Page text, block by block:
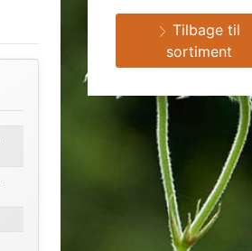
Tilbage til
sortiment